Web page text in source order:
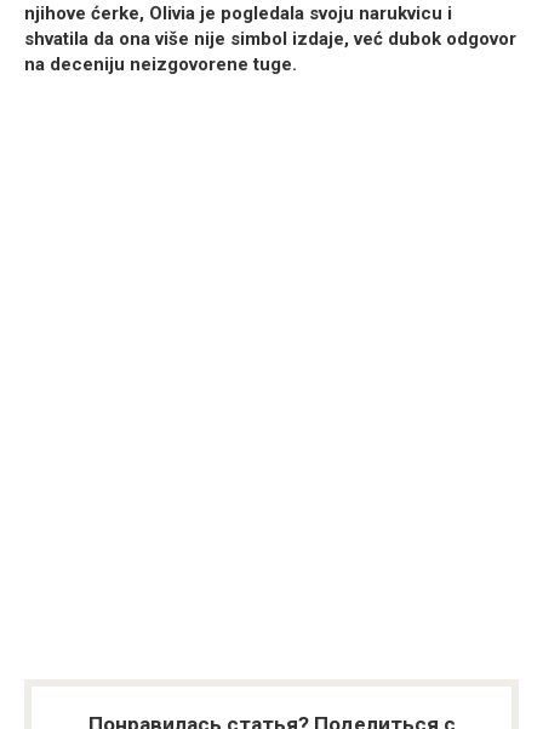
njihove ćerke, Olivia je pogledala svoju narukvicu i
shvatila da ona više nije simbol izdaje, već dubok odgovor
na deceniju neizgovorene tuge.
Понравилась статья? Поделиться с